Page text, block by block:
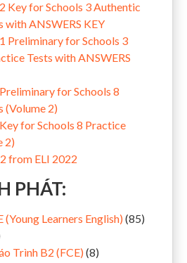
Key for Schools 3 Authentic
with ANSWERS KEY
Preliminary for Schools 3
Tests with ANSWERS
for Schools 8
(Volume 2)
for Schools 8 Practice
2)
from ELI 2022
PHÁT:
(Young Learners English) (85)
Trình B2 (FCE) (8)